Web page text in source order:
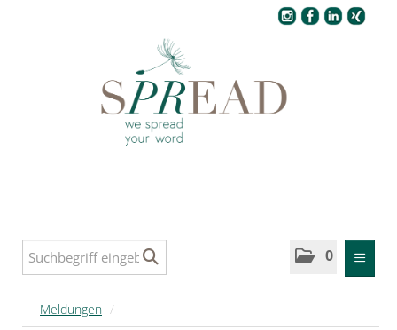
0
MELDUNGEN
Meldungen /